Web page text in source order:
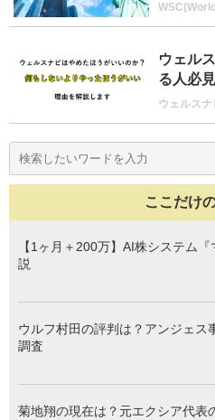
ウェル
る人必見
ウェルス
ここだけ
【1ヶ月＋200万】AI株システム
説
ウルフ村田の評判は？アンジェス
調査
菊地翔の現在は？元エクシア代表